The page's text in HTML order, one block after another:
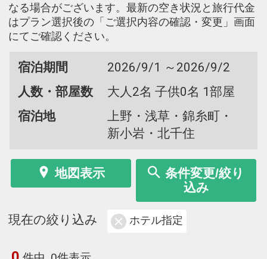
なる場合がございます。最新の空き状況と旅行代金
はプラン選択後の「ご選択内容の確認・変更」画面
にてご確認ください。
宿泊期間
2026/9/1 ～2026/9/2
人数・部屋数
大人2名 子供0名 1部屋
宿泊地
上野・浅草・錦糸町・
新小岩・北千住
地図表示
条件変更/絞り
込み
現在の絞り込み ホテル指定